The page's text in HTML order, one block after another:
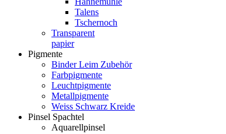
Talens
Tschernoch
Transparent
papier
Pigmente
Binder Leim Zubehör
Farbpigmente
Leuchtpigmente
Metallpigmente
Weiss Schwarz Kreide
Pinsel Spachtel
Aquarellpinsel